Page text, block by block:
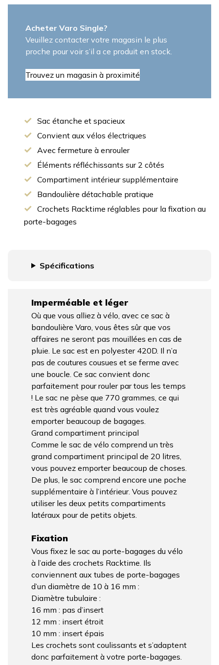
Acheter Varo Single?
Veuillez contacter votre magasin le plus
proche pour voir s’il a ce produit en stock.
Trouvez un magasin à proximité
Sac étanche et spacieux
Convient aux vélos électriques
Avec fermeture à enrouler
Éléments réfléchissants sur 2 côtés
Compartiment intérieur supplémentaire
Bandoulière détachable pratique
Crochets Racktime réglables pour la fixation au
porte-bagages
Spécifications
Imperméable et léger
Où que vous alliez à vélo, avec ce sac à
bandoulière Varo, vous êtes sûr que vos
affaires ne seront pas mouillées en cas de
pluie. Le sac est en polyester 420D. Il n’a
pas de coutures cousues et se ferme avec
une boucle. Ce sac convient donc
parfaitement pour rouler par tous les temps
! Le sac ne pèse que 770 grammes, ce qui
est très agréable quand vous voulez
emporter beaucoup de bagages.
Grand compartiment principal
Comme le sac de vélo comprend un très
grand compartiment principal de 20 litres,
vous pouvez emporter beaucoup de choses.
De plus, le sac comprend encore une poche
supplémentaire à l’intérieur. Vous pouvez
utiliser les deux petits compartiments
latéraux pour de petits objets.
Fixation
Vous fixez le sac au porte-bagages du vélo
à l’aide des crochets Racktime. Ils
conviennent aux tubes de porte-bagages
d’un diamètre de 10 à 16 mm :
Diamètre tubulaire :
16 mm : pas d’insert
12 mm : insert étroit
10 mm : insert épais
Les crochets sont coulissants et s’adaptent
donc parfaitement à votre porte-bagages.